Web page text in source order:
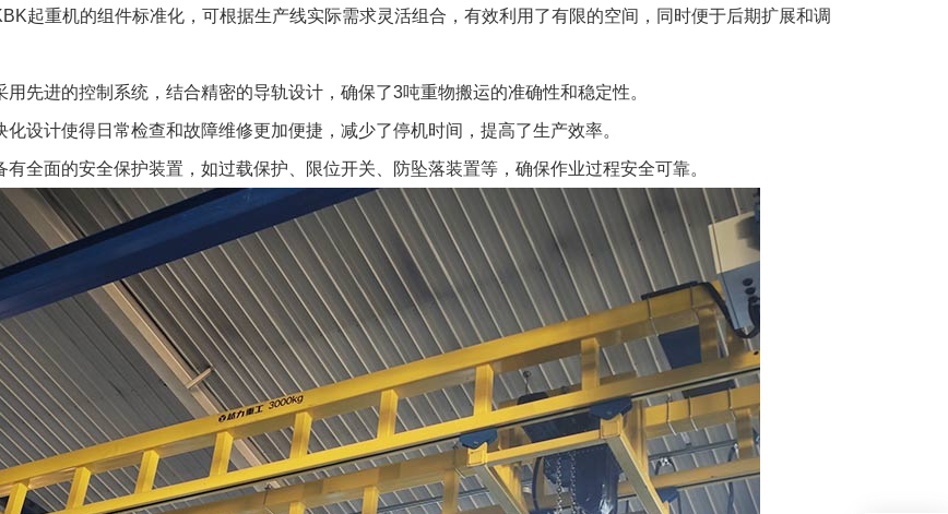
起重机的组件标准化，可根据生产线实际需求灵活组合，有效利用了有限的空间，同时便于后期扩展和调
用先进的控制系统，结合精密的导轨设计，确保了3吨重物搬运的准确性和稳定性。
化设计使得日常检查和故障维修更加便捷，减少了停机时间，提高了生产效率。
有全面的安全保护装置，如过载保护、限位开关、防坠落装置等，确保作业过程安全可靠。